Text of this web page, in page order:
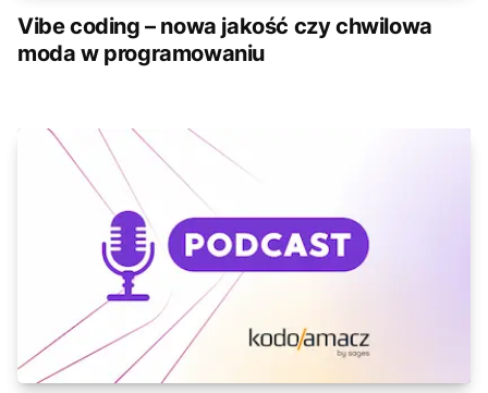
Vibe coding – nowa jakość czy chwilowa
moda w programowaniu